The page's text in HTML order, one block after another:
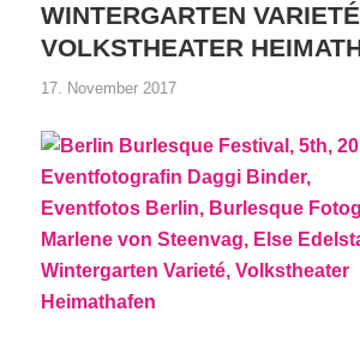
WINTERGARTEN
VOLKSTHEATER
17. November 2017